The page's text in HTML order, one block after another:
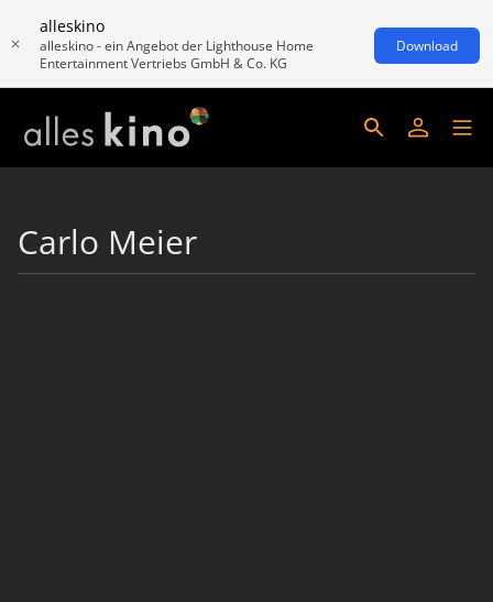
alleskino
alleskino - ein Angebot der Lighthouse Home
Entertainment Vertriebs GmbH & Co. KG
Download
Carlo Meier